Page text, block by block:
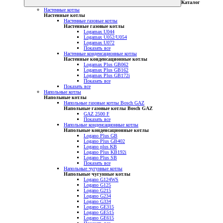
Каталог
Настенные котлы
Настенные котлы
Настенные газовые котлы
Настенные газовые котлы
Logamax U044
Logamax U052/U054
Logamax U072
Показать все
Настенные конденсационные котлы
Настенные конденсационные котлы
Logamax Plus GB062
Logamax Plus GB162
Logamax Plus GB172i
Показать все
Показать все
Напольные котлы
Напольные котлы
Напольные газовые котлы Bosch GAZ
Напольные газовые котлы Bosch GAZ
GAZ 2500 F
Показать все
Напольные конденсационные котлы
Напольные конденсационные котлы
Logano Plus GB
Logano Plus GB402
Logano plus KB
Logano Plus KB192i
Logano Plus SB
Показать все
Напольные чугунные котлы
Напольные чугунные котлы
Logano G124WS
Logano G125
Logano G215
Logano G234
Logano G334
Logano GE315
Logano GE515
Logano GE615